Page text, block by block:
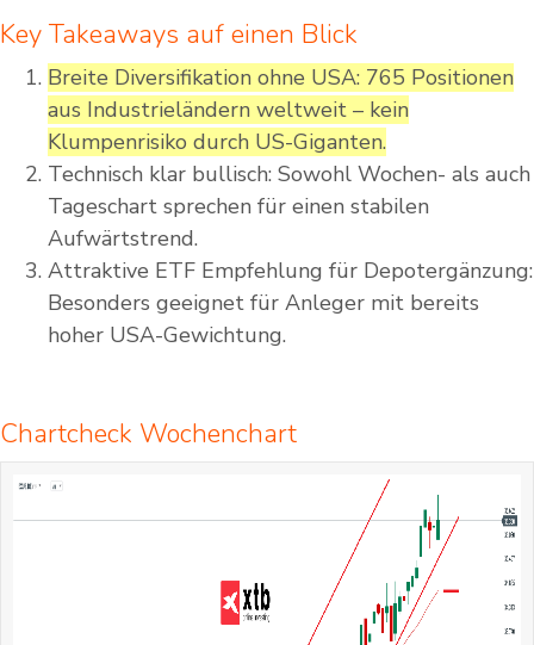
Key Takeaways auf einen Blick
Breite Diversifikation ohne USA: 765 Positionen
aus Industrieländern weltweit – kein
Klumpenrisiko durch US-Giganten.
Technisch klar bullisch: Sowohl Wochen- als auch
Tageschart sprechen für einen stabilen
Aufwärtstrend.
Attraktive ETF Empfehlung für Depotergänzung:
Besonders geeignet für Anleger mit bereits
hoher USA-Gewichtung.
Chartcheck Wochenchart